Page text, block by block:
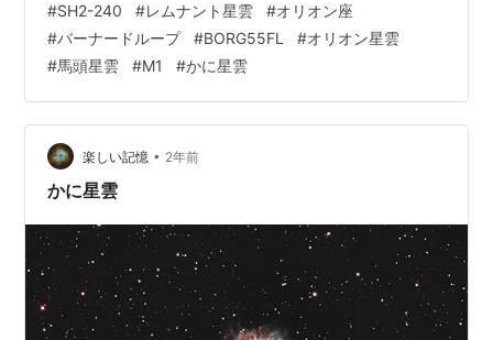
撮影。 BORG55FL+reducerでぎりぎり収まるが、ディザ
リングであまり大きく移動するとはみ出してしまいそう
なので注意しながら撮影。ナローバンドフィルタを使
用。 続いてオリオン座、バーナードループの撮影。 今回
は新たに中古で購入したカメラレンズで挑戦。 TTA…
#SH2-240 #レムナント星雲 #オリオン座
#バーナードループ #BORG55FL #オリオン星雲
#馬頭星雲 #M1 #かに星雲
楽しい記憶 • 2年前
かに星雲